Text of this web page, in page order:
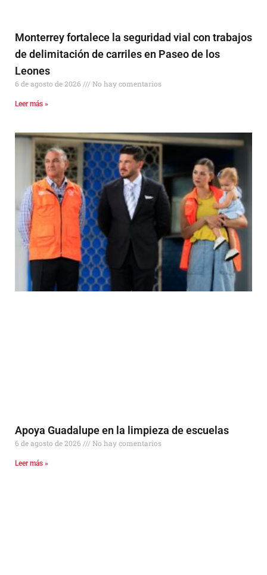
Monterrey fortalece la seguridad vial con trabajos
de delimitación de carriles en Paseo de los
Leones
6 de agosto de 2026 No hay comentarios
Leer más »
Apoya Guadalupe en la limpieza de escuelas
6 de agosto de 2026 No hay comentarios
Leer más »